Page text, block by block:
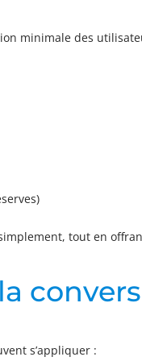
minimale des
tout en
s’appliquer :